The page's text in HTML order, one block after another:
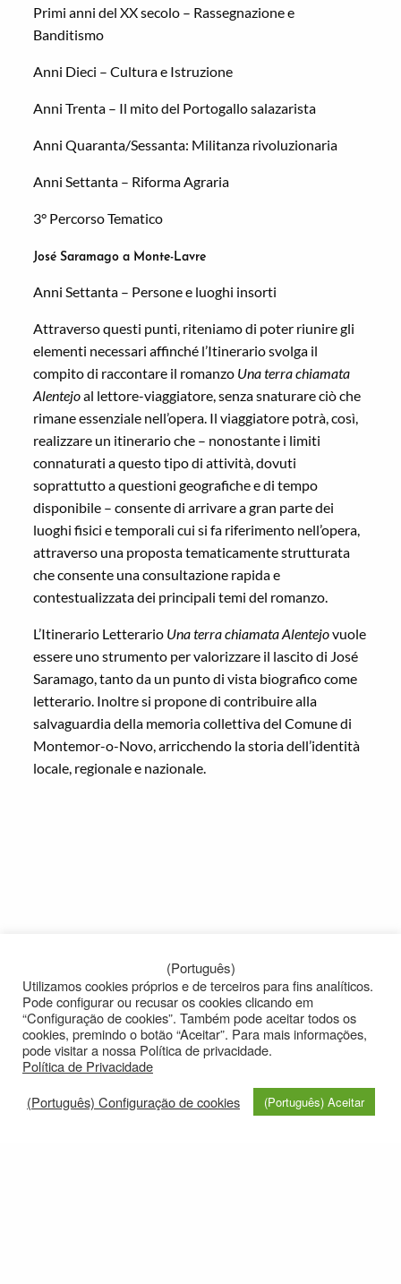
Primi anni del XX secolo – Rassegnazione e
Banditismo
Anni Dieci – Cultura e Istruzione
Anni Trenta – Il mito del Portogallo salazarista
Anni Quaranta/Sessanta: Militanza rivoluzionaria
Anni Settanta – Riforma Agraria
3° Percorso Tematico
JoséSaramago a Monte-Lavre
Anni Settanta – Persone e luoghi insorti
Attraverso questi punti, riteniamo di poter riunire gli
elementi necessari affinché l’Itinerario svolga il
compito di raccontare il romanzo Una terra chiamata
Alentejoal lettore-viaggiatore, senza snaturare ciò che
rimane essenziale nell’opera. Il viaggiatore potrà, così,
realizzare un itinerario che – nonostante i limiti
connaturati a questo tipo di attività, dovuti
soprattutto a questioni geografiche e di tempo
disponibile – consente di arrivare a gran parte dei
luoghi fisici e temporali cui si fa riferimento nell’opera,
attraverso una proposta tematicamente strutturata
che consente una consultazione rapida e
contestualizzata dei principali temi del romanzo.
L’Itinerario Letterario Una terra chiamata Alentejovuole
essere uno strumento per valorizzare il lascito di José
Saramago, tanto da un punto di vista biografico come
letterario. Inoltre si propone di contribuire alla
salvaguardia della memoria collettiva del Comune di
Montemor-o-Novo, arricchendo la storia dell’identità
locale, regionale e nazionale.
(Português)
Utilizamos cookies próprios e de terceiros para fins analíticos.
Pode configurar ou recusar os cookies clicando em
“Configuração de cookies”. Também pode aceitar todos os
cookies, premindo o botão “Aceitar”. Para mais informações,
pode visitar a nossa Política de privacidade.
Política de Privacidade
(Português) Configuração de cookies
(Português) Aceitar